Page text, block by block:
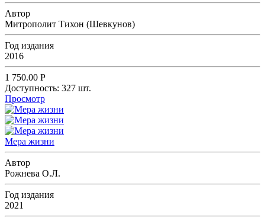
Автор
Митрополит Тихон (Шевкунов)
Год издания
2016
1 750.00 Р
Доступность: 327 шт.
Просмотр
Мера жизни
Автор
Рожнева О.Л.
Год издания
2021